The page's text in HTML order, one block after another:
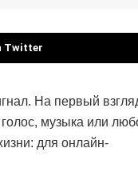
Twitter
На первый
музыка или
для онлайн-